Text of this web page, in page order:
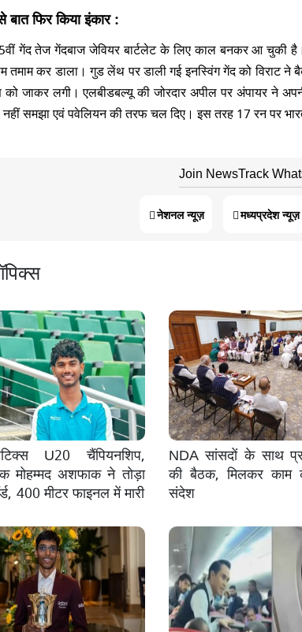
बात फिर किया इंकार :
गेंद तेज गेंदबाज जेवियर बार्टलेट के लिए काल बनकर आ चुकी
तमाम कर डाला। गुड लेंथ पर डाली गई इनस्विंग गेंद को विराट
जाकर लगी। एलबीडबल्यू की जोरदार अपील पर अंपायर ने
नहीं समझा एवं पवेलियन की तरफ चल दिए। इस तरह 17 रन पर
Join NewsTrack
नेशनल न्यूज़ मध्यप्रदेश न्यूज़
U20 चैंपियनशिप,
मोहम्मद अशफाक ने तोड़ा
400 मीटर फाइनल में मारी
NDA सांसदों के साथ
की बैठक, मिलकर काम
संदेश